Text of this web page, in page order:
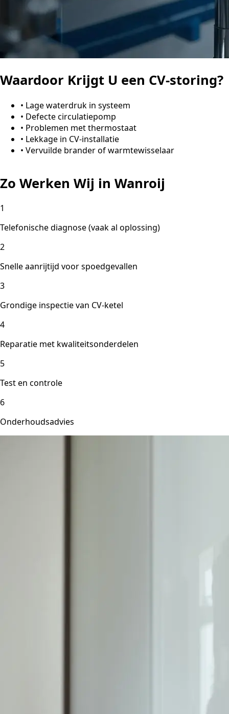
Waardoor Krijgt U een CV-storing?
• Lage waterdruk in systeem
• Defecte circulatiepomp
• Problemen met thermostaat
• Lekkage in CV-installatie
• Vervuilde brander of warmtewisselaar
Zo Werken Wij in Wanroij
1
Telefonische diagnose (vaak al oplossing)
2
Snelle aanrijtijd voor spoedgevallen
3
Grondige inspectie van CV-ketel
4
Reparatie met kwaliteitsonderdelen
5
Test en controle
6
Onderhoudsadvies